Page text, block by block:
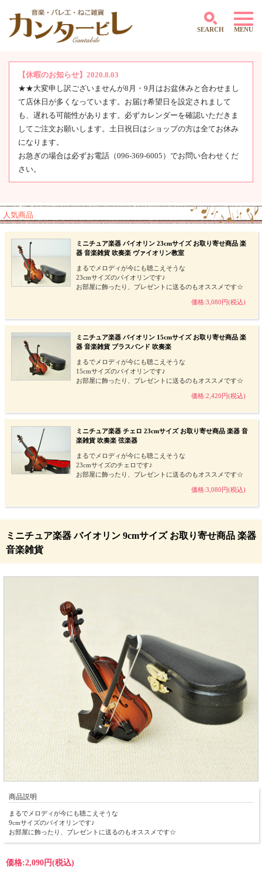
SEARCH MENU
～500円
501円～1,000円
1,001円～2,000円
2,001円～3,000円
4,000円～5,000円
【休暇のお知らせ】2020.8.03
★★大変申し訳ございませんが8月・9月はお盆休みと合わせまし
て店休日が多くなっています。お届け希望日を設定されまして
も、遅れる可能性があります。必ずカレンダーを確認いただきま
してご注文お願いします。土日祝日はショップの方は全てお休み
になります。
お急ぎの場合は必ずお電話（096-369-6005）でお問い合わせくだ
さい。
人気商品
ミニチュア楽器 バイオリン 23cmサイズ お取り寄せ商品 楽
器 音楽雑貨 吹奏楽 ヴァイオリン教室
まるでメロディが今にも聴こえそうな
23cmサイズのバイオリンです♪
お部屋に飾ったり、プレゼントに送るのもオススメです☆
価格:3,080円(税込)
ミニチュア楽器 バイオリン 15cmサイズ お取り寄せ商品 楽
器 音楽雑貨 ブラスバンド 吹奏楽
まるでメロディが今にも聴こえそうな
15cmサイズのバイオリンです♪
お部屋に飾ったり、プレゼントに送るのもオススメです☆
価格:2,420円(税込)
ミニチュア楽器 チェロ 23cmサイズ お取り寄せ商品 楽器 音
楽雑貨 吹奏楽 弦楽器
まるでメロディが今にも聴こえそうな
23cmサイズのチェロです♪
お部屋に飾ったり、プレゼントに送るのもオススメです☆
価格:3,080円(税込)
ミニチュア楽器 バイオリン 9cmサイズ お取り寄せ商品 楽器
音楽雑貨
商品説明
まるでメロディが今にも聴こえそうな
9cmサイズのバイオリンです♪
お部屋に飾ったり、プレゼントに送るのもオススメです☆
価格:2,090円(税込)